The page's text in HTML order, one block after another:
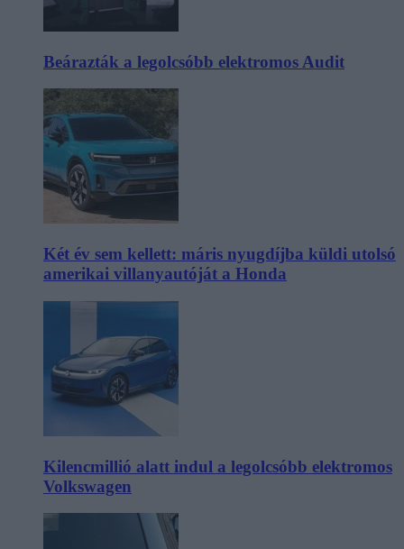
Beárazták a legolcsóbb elektromos Audit
Két év sem kellett: máris nyugdíjba küldi utolsó
amerikai villanyautóját a Honda
Kilencmillió alatt indul a legolcsóbb elektromos
Volkswagen